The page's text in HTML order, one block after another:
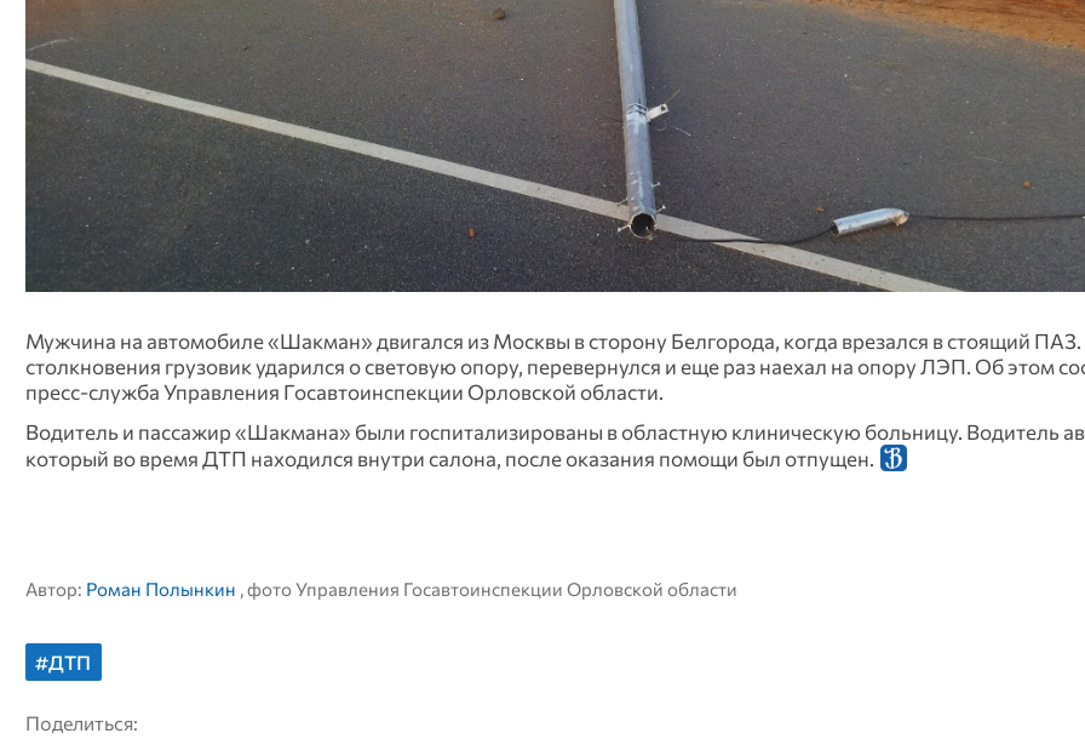
Мужчина на автомобиле «Шакман» двигался из Москвы в сторону Белгорода, когда врезался в стоящий
столкновения грузовик ударился о световую опору, перевернулся и еще раз наехал на опору ЛЭП. Об этом
пресс-служба Управления Госавтоинспекции Орловской области.
Водитель и пассажир «Шакмана» были госпитализированы в областную клиническую больницу. Водитель
который во время ДТП находился внутри салона, после оказания помощи был отпущен.
Автор: Роман Полынкин , фото Управления Госавтоинспекции Орловской области
#ДТП
Поделиться: